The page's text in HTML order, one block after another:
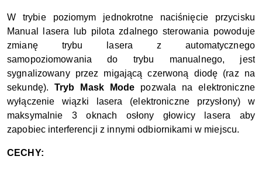
W trybie poziomym jednokrotne naciśnięcie przycisku
Manual lasera lub pilota zdalnego sterowania powoduje
zmianę trybu lasera z automatycznego
samopoziomowania do trybu manualnego, jest
sygnalizowany przez migającą czerwoną diodę (raz na
sekundę).Tryb Mask Mode pozwala na elektroniczne
wyłączenie wiązki lasera (elektroniczne przysłony) w
maksymalnie 3 oknach osłony głowicy lasera aby
zapobiec interferencji z innymi odbiornikami w miejscu.
CECHY: